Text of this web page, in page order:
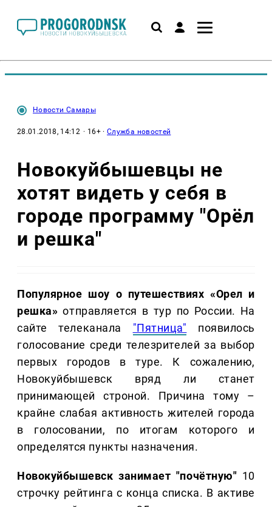
Новости Самары
28.01.2018, 14:12 · 16+ ·Служба новостей
Новокуйбышевцы не
хотят видеть у себя в
городе программу "Орёл
и решка"
Популярное шоу о путешествиях «Орел и
решка» отправляется в тур по России. На
сайте телеканала "Пятница" появилось
голосование среди телезрителей за выбор
первых городов в туре. К сожалению,
Новокуйбышевск вряд ли станет
принимающей строной. Причина тому –
крайне слабая активность жителей города
в голосовании, по итогам которого и
определятся пункты назначения.
Новокуйбышевск занимает "почётную" 10
строчку рейтинга с конца списка. В активе